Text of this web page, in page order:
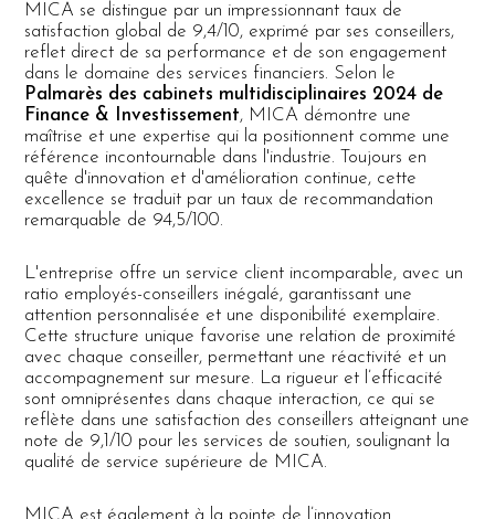
MICA se distingue par un impressionnant taux de
satisfaction global de 9,4/10, exprimé par ses conseillers,
reflet direct de sa performance et de son engagement
dans le domaine des services financiers. Selon le
Palmarès des cabinets multidisciplinaires 2024 de
Finance & Investissement, MICA démontre une
maîtrise et une expertise qui la positionnent comme une
référence incontournable dans l'industrie. Toujours en
quête d'innovation et d'amélioration continue, cette
excellence se traduit par un taux de recommandation
remarquable de 94,5/100.
L'entreprise offre un service client incomparable, avec un
ratio employés-conseillers inégalé, garantissant une
attention personnalisée et une disponibilité exemplaire.
Cette structure unique favorise une relation de proximité
avec chaque conseiller, permettant une réactivité et un
accompagnement sur mesure. La rigueur et l’efficacité
sont omniprésentes dans chaque interaction, ce qui se
reflète dans une satisfaction des conseillers atteignant une
note de 9,1/10 pour les services de soutien, soulignant la
qualité de service supérieure de MICA.
MICA est également à la pointe de l’innovation